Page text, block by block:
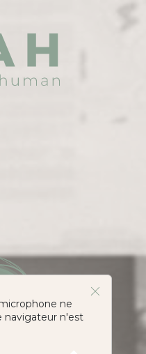
ne
navigateur n'est